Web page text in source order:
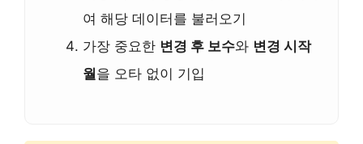
여 해당 데이터를 불러오기
가장 중요한 변경 후 보수와 변경 시작
월을 오타 없이 기입